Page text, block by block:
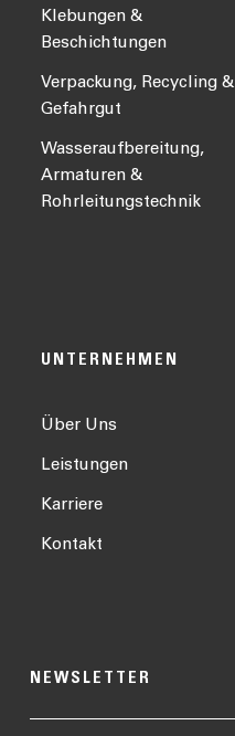
Klebungen &
Beschichtungen
Verpackung, Recycling &
Gefahrgut
Wasseraufbereitung,
Armaturen &
Rohrleitungstechnik
UNTERNEHMEN
Über Uns
Leistungen
Karriere
Kontakt
NEWSLETTER